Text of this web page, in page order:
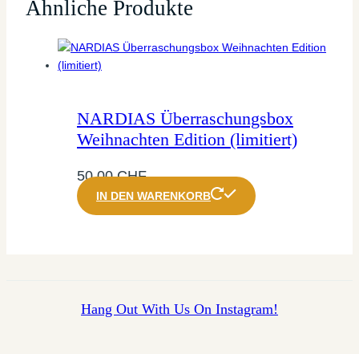
Ähnliche Produkte
NARDIAS Überraschungsbox
Weihnachten Edition (limitiert)
50,00CHF
IN DEN WARENKORB
Hang Out With Us On Instagram!